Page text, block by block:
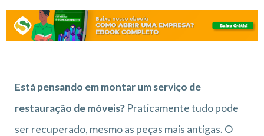
Está pensando em montar um serviço de
restauração de móveis? Praticamente tudo pode
ser recuperado, mesmo as peças mais antigas. O